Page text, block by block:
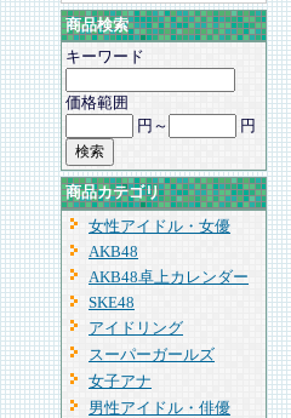
商品検索
キーワード
価格範囲
円～
円
商品カテゴリ
女性アイドル・女優
AKB48
AKB48卓上カレンダー
SKE48
アイドリング
スーパーガールズ
女子アナ
男性アイドル・俳優